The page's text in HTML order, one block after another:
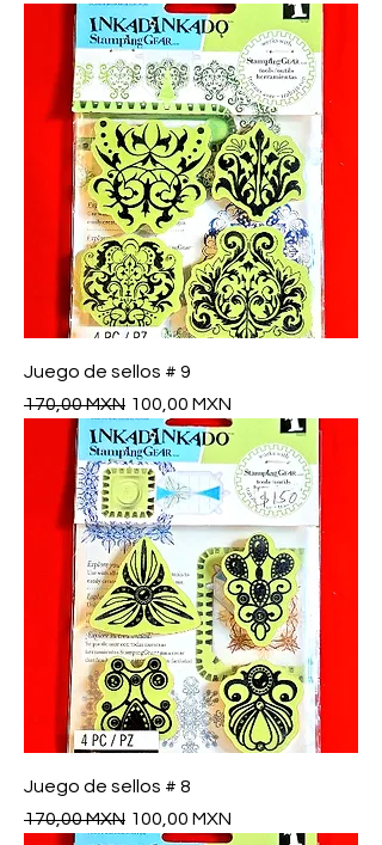
Juego de sellos # 9
Precio
170,00 MXN Precio de oferta
100,00 MXN
Juego de sellos # 8
Precio
170,00 MXN Precio de oferta
100,00 MXN